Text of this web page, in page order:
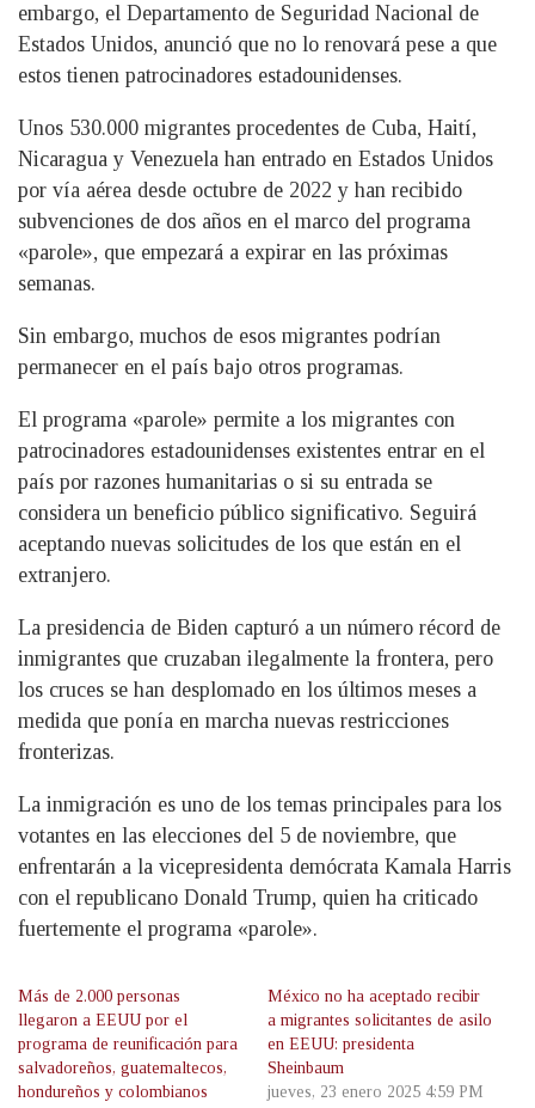
embargo, el Departamento de Seguridad Nacional de
Estados Unidos, anunció que no lo renovará pese a que
estos tienen patrocinadores estadounidenses.
Unos 530.000 migrantes procedentes de Cuba, Haití,
Nicaragua y Venezuela han entrado en Estados Unidos
por vía aérea desde octubre de 2022 y han recibido
subvenciones de dos años en el marco del programa
«parole», que empezará a expirar en las próximas
semanas.
Sin embargo, muchos de esos migrantes podrían
permanecer en el país bajo otros programas.
El programa «parole» permite a los migrantes con
patrocinadores estadounidenses existentes entrar en el
país por razones humanitarias o si su entrada se
considera un beneficio público significativo. Seguirá
aceptando nuevas solicitudes de los que están en el
extranjero.
La presidencia de Biden capturó a un número récord de
inmigrantes que cruzaban ilegalmente la frontera, pero
los cruces se han desplomado en los últimos meses a
medida que ponía en marcha nuevas restricciones
fronterizas.
La inmigración es uno de los temas principales para los
votantes en las elecciones del 5 de noviembre, que
enfrentarán a la vicepresidenta demócrata Kamala Harris
con el republicano Donald Trump, quien ha criticado
fuertemente el programa «parole».
Más de 2.000 personas
llegaron a EEUU por el
programa de reunificación para
salvadoreños, guatemaltecos,
hondureños y colombianos
México no ha aceptado recibir
a migrantes solicitantes de asilo
en EEUU: presidenta
Sheinbaum
jueves, 23 enero 2025 4:59 PM